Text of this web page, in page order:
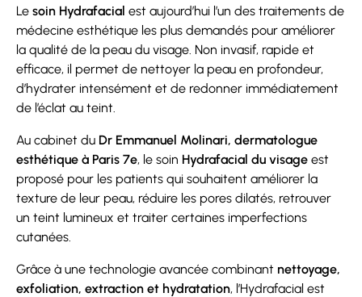
Le soin Hydrafacial est aujourd’hui l’un des traitements de
médecine esthétique les plus demandés pour améliorer
la qualité de la peau du visage. Non invasif, rapide et
efficace, il permet de nettoyer la peau en profondeur,
d’hydrater intensément et de redonner immédiatement
de l’éclat au teint.
Au cabinet du Dr Emmanuel Molinari, dermatologue
esthétique à Paris 7e, le soin Hydrafacial du visage est
proposé pour les patients qui souhaitent améliorer la
texture de leur peau, réduire les pores dilatés, retrouver
un teint lumineux et traiter certaines imperfections
cutanées.
Grâce à une technologie avancée combinant nettoyage,
exfoliation, extraction et hydratation, l’Hydrafacial est